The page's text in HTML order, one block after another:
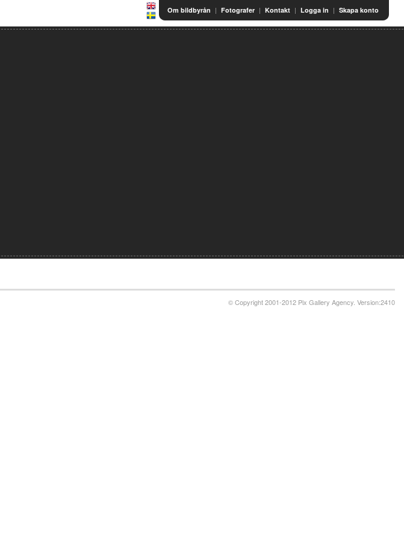
Om bildbyrån | Fotografer | Kontakt | Logga in | Skapa konto
© Copyright 2001-2012 Pix Gallery Agency. Version:2410